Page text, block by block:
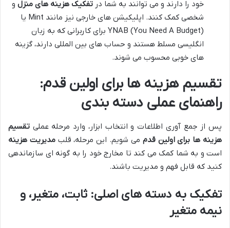
خود را دارند و می توانند به شما در تفکیک هزینه های منزل و
شخصی کمک کنند. اپلیکیشن های خارجی نیز مانند Mint یا
YNAB (You Need A Budget) برای کاربرانی که به زبان
انگلیسی مسلط هستند و حساب های بین المللی دارند، گزینه
های خوبی محسوب می شوند.
تقسیم هزینه ها برای اولین قدم:
راهنمای عملی دسته بندی
پس از جمع آوری اطلاعات و انتخاب ابزار، وارد مرحله عملی تقسیم
هزینه ها برای اولین قدم می شویم. این مرحله، قلبمدیریت هزینه
است و به شما کمک می کند تا مخارج خود را به گونه ای سازماندهی
کنید که قابل فهم و مدیریت باشند.
تفکیک به دسته های اصلی: ثابت، متغیر، و
نیمه متغیر